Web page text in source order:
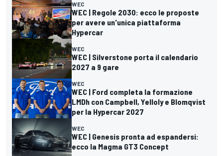
WEC
WEC | Regole 2030: ecco le proposte
per avere un'unica piattaforma
Hypercar
WEC
WEC | Silverstone porta il calendario
2027 a 9 gare
WEC
WEC | Ford completa la formazione
LMDh con Campbell, Yelloly e Blomqvist
per la Hypercar 2027
WEC
WEC | Genesis pronta ad espandersi:
ecco la Magma GT3 Concept